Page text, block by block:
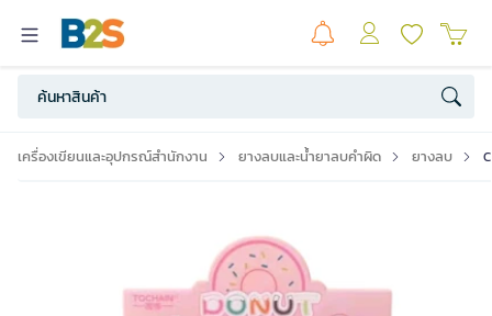
เครื่องเขียนและอุปกรณ์สำนักงาน ยางลบและน้ำยาลบคำผิด ยางลบ